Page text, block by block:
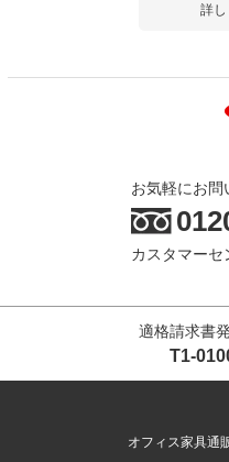
詳し
お気軽にお問
カスタマーセ
適格請求書
T1-
オフィス家具通